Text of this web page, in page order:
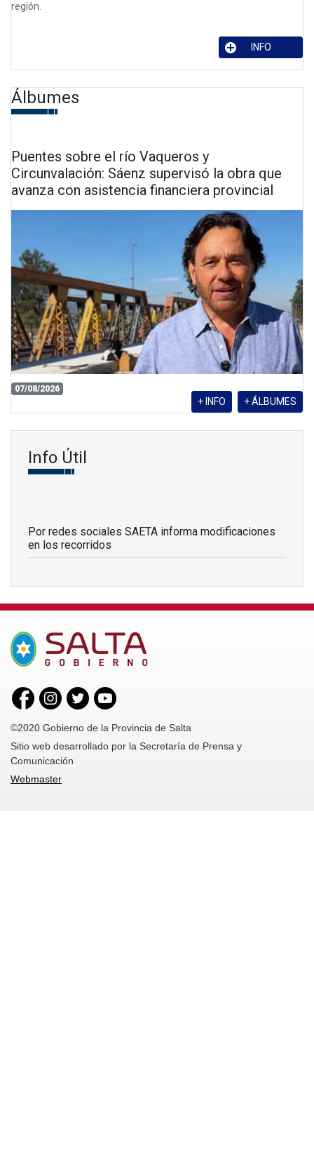
región.
INFO
Álbumes
Puentes sobre el río Vaqueros y
Circunvalación: Sáenz supervisó la obra que
avanza con asistencia financiera provincial
07/08/2026
+ ÁLBUMES
+ INFO
Info Útil
Por redes sociales SAETA informa modificaciones
en los recorridos
©2020 Gobierno de la Provincia de Salta
Sitio web desarrollado por la Secretaría de Prensa y
Comunicación
Webmaster